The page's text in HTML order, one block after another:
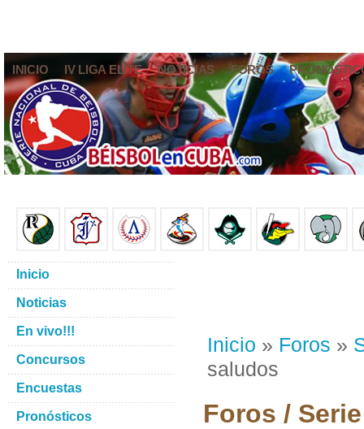
INICIO IV LIGA ELITE NOTICIAS FOROS
Inicio » Foros »
saludos
Foros /
Inicio
Noticias
En vivo!!!
Concursos
Encuestas
Pronósticos